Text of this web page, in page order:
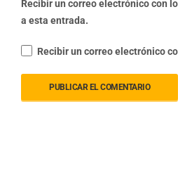
Recibir un correo electrónico con
a esta entrada.
Recibir un correo electrónico